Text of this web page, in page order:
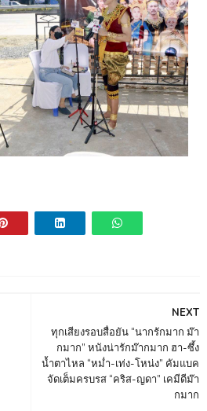
NEXT
ทุกเสียงรอบสื่อยัน “นากรักมาก ม๊า
กมาก” หนังน่ารักม๊ากมาก ฮา-ซึ้ง
น้ำตาไหล “หม่ำ-เท่ง-โหน่ง” คัมแบค
จัดเต็มครบรส “คริส-ญดา” เคมีดีม๊า
กมาก